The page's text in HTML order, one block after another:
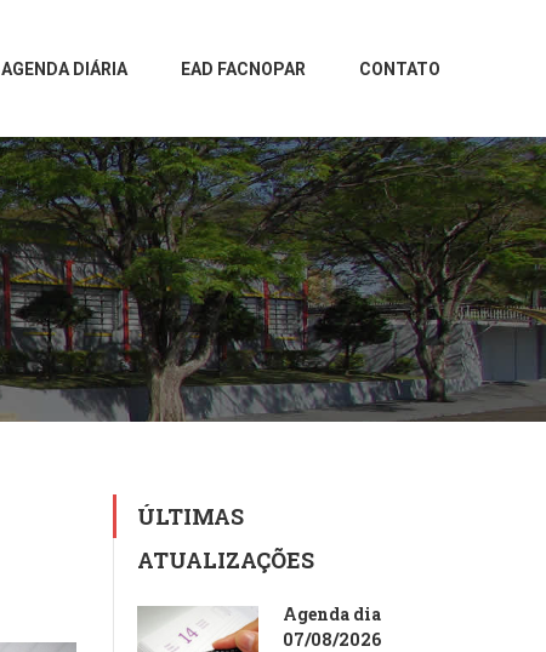
AGENDA DIÁRIA EAD FACNOPAR CONTATO
ÚLTIMAS
ATUALIZAÇÕES
Agenda dia
07/08/2026